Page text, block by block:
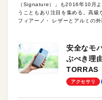
（Signature）」も2016年10月
うこともあり注目を集める。高
フィアーノ・ レザーとアルミの外
安全なモ
ぶべき理
TORRAS
ーも
アクセサリ